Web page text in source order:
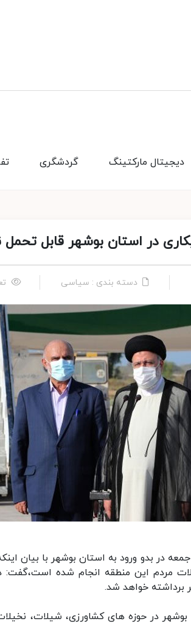
گردشگری دیجیتال مارکتینگ
در استان بوشهر قابل
دسته بندی : سیاسی
در بدو ورود به استان بوشهر با بیان
مردم این منطقه انجام شده است،گفت:
برداشته خواهد شد.
در حوزه های کشاورزی، شیلات،